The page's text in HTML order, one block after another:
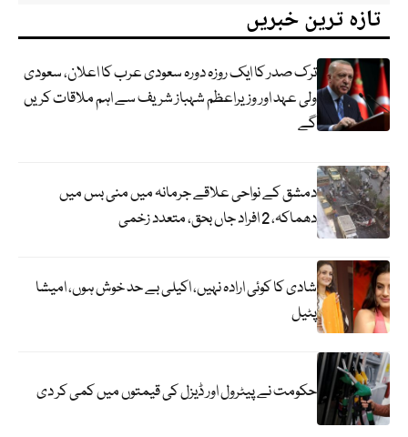
تازہ ترین خبریں
ترک صدر کا ایک روزہ دورہ سعودی عرب کا اعلان، سعودی
ولی عہد اور وزیراعظم شہباز شریف سے اہم ملاقات کریں
گے
دمشق کے نواحی علاقے جرمانہ میں منی بس میں
دھماکہ، 2 افراد جاں بحق، متعدد زخمی
شادی کا کوئی ارادہ نہیں، اکیلی بے حد خوش ہوں، امیشا
پٹیل
حکومت نے پیٹرول اور ڈیزل کی قیمتوں میں کمی کر دی